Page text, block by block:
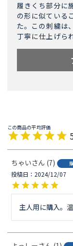
履きくち部分に
の形に似ている
た。この刺繍は
丁寧に仕上げら
ちゃい 7
投稿日
2024/12/07